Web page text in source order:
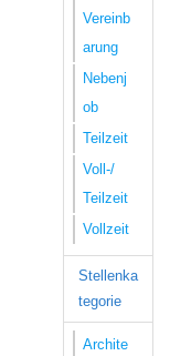
Vereinb
arung
Nebenj
ob
Teilzeit
Voll-/
Teilzeit
Vollzeit
Stellenka
tegorie
Archite